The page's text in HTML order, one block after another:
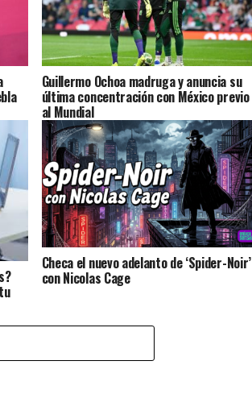
Guillermo Ochoa madruga y anuncia su
última concentración con México previo
al Mundial
Checa el nuevo adelanto de ‘Spider-Noir’
con Nicolas Cage